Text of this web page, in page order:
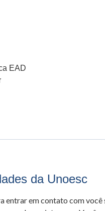
EAD
da Unoesc
entrar em contato com